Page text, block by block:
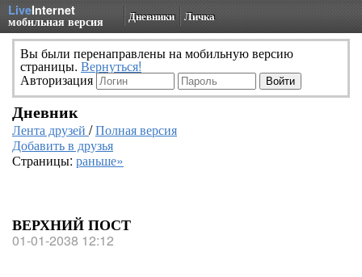
LiveInternet
мобильная версия Дневники Личка
Вы были перенаправлены на мобильную версию
страницы. Вернуться!
Авторизация
Дневник
Лента друзей /Полная версия
Добавить в друзья
Страницы: раньше»
ВЕРХНИЙ ПОСТ
01-01-2038 12:12